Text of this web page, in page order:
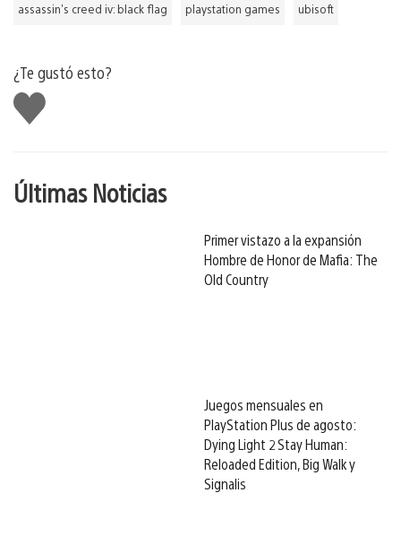
assassin's creed iv: black flag playstation games ubisoft
¿Te gustó esto?
Me
gusta
Últimas Noticias
Primer vistazo a la expansión
Hombre de Honor de Mafia: The
Old Country
Juegos mensuales en
PlayStation Plus de agosto:
Dying Light 2 Stay Human:
Reloaded Edition, Big Walk y
Signalis